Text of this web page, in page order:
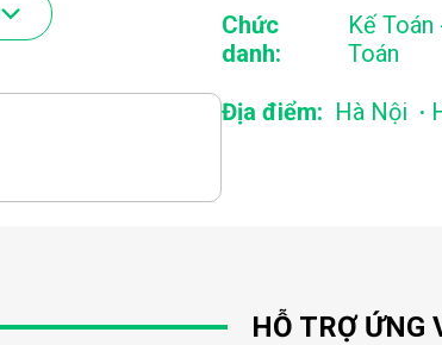
Chức
danh:
Kế
Toán
Địa điểm: Hà Nội .
HỖ TRỢ ỨNG